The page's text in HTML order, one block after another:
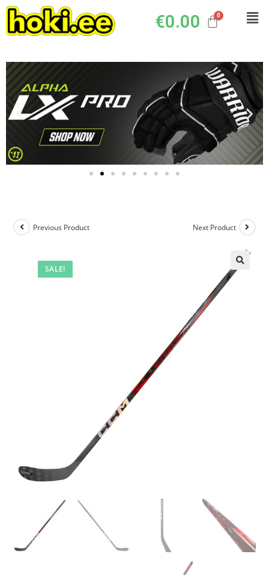
€0.00
SALE!
Previous Product Next Product